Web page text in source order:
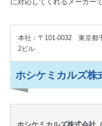
本社：〒101-0032 東京都
2ビル
ホシケミカルズ株